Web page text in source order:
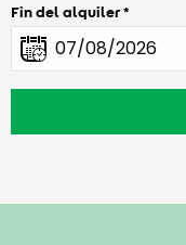
Fin del alquiler